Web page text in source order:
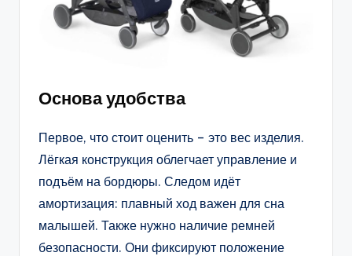
Основа удобства
Первое, что стоит оценить – это вес изделия.
Лёгкая конструкция облегчает управление и
подъём на бордюры. Следом идёт
амортизация: плавный ход важен для сна
малышей. Также нужно наличие ремней
безопасности. Они фиксируют положение